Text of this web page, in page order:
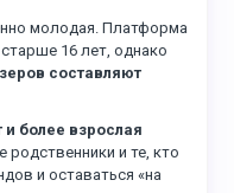
молодая. Платформа
16 лет, однако
составляют
и более взрослая
родственники и те, кто
и оставаться «на